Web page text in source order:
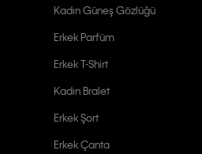
Kadın Güneş Gözlüğü
Erkek Parfüm
Erkek T-Shirt
Kadın Bralet
Erkek Şort
Erkek Çanta